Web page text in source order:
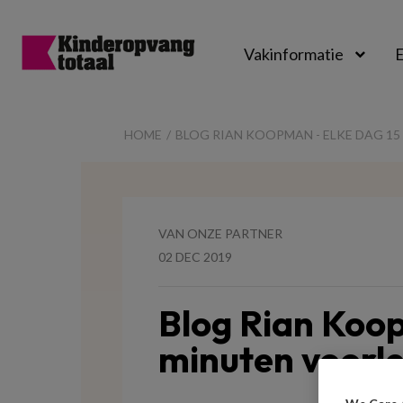
Vakinformatie
HOME BLOG RIAN KOOPMAN - ELKE DAG
VAN ONZE PARTNER
02 DEC 2019
Blog Rian
minuten